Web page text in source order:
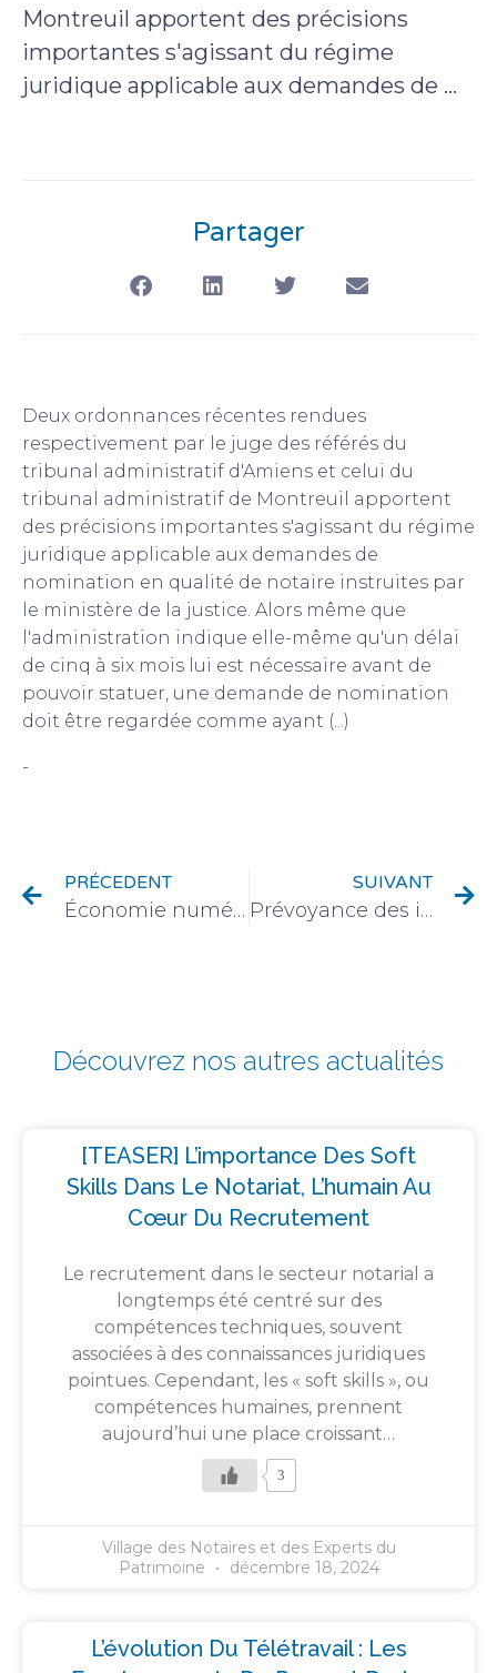
Montreuil apportent des précisions
importantes s'agissant du régime
juridique applicable aux demandes de ...
Partager
Deux ordonnances récentes rendues
respectivement par le juge des référés du
tribunal administratif d'Amiens et celui du
tribunal administratif de Montreuil apportent
des précisions importantes s'agissant du régime
juridique applicable aux demandes de
nomination en qualité de notaire instruites par
le ministère de la justice. Alors même que
l'administration indique elle-même qu'un délai
de cinq à six mois lui est nécessaire avant de
pouvoir statuer, une demande de nomination
doit être regardée comme ayant (...)
-
PRÉCEDENT
Économie numérique et Finance environnementale : nouvelles définitions
SUIVANT
Prévoyance des indépendants et dirigeants : quel sentiment de sécurité ?
Découvrez nos autres actualités
[TEASER] L’importance Des Soft
Skills Dans Le Notariat, L’humain Au
Cœur Du Recrutement
Le recrutement dans le secteur notarial a
longtemps été centré sur des
compétences techniques, souvent
associées à des connaissances juridiques
pointues. Cependant, les « soft skills », ou
compétences humaines, prennent
aujourd’hui une place croissant…
3
Village des Notaires et des Experts du
Patrimoine
décembre 18, 2024
L’évolution Du Télétravail : Les